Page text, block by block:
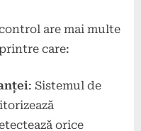
are mai multe
care:
: Sistemul de
orice